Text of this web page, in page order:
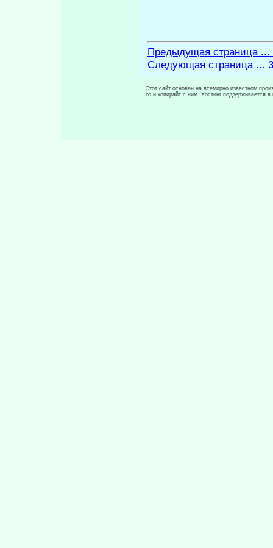
Предыдущая страница ...
Следующая страница ...
Этот сайт основан на всемирно известном
то и копирайт с ним. Хостинг поддерживается